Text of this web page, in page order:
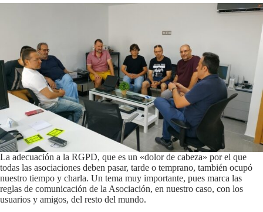
La adecuación a la RGPD, que es un «dolor de cabeza» por el que
todas las asociaciones deben pasar, tarde o temprano, también ocupó
nuestro tiempo y charla. Un tema muy importante, pues marca las
reglas de comunicación de la Asociación, en nuestro caso, con los
usuarios y amigos, del resto del mundo.